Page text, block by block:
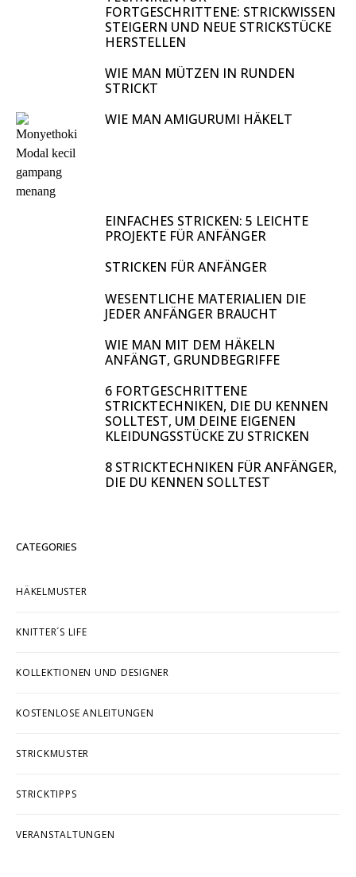
FORTGESCHRITTENE: STRICKWISSEN
STEIGERN UND NEUE STRICKSTÜCKE
HERSTELLEN
WIE MAN MÜTZEN IN RUNDEN
STRICKT
WIE MAN AMIGURUMI HÄKELT
EINFACHES STRICKEN: 5 LEICHTE
PROJEKTE FÜR ANFÄNGER
STRICKEN FÜR ANFÄNGER
WESENTLICHE MATERIALIEN DIE
JEDER ANFÄNGER BRAUCHT
WIE MAN MIT DEM HÄKELN
ANFÄNGT, GRUNDBEGRIFFE
6 FORTGESCHRITTENE
STRICKTECHNIKEN, DIE DU KENNEN
SOLLTEST, UM DEINE EIGENEN
KLEIDUNGSSTÜCKE ZU STRICKEN
8 STRICKTECHNIKEN FÜR ANFÄNGER,
DIE DU KENNEN SOLLTEST
CATEGORIES
HÄKELMUSTER
KNITTER´S LIFE
KOLLEKTIONEN UND DESIGNER
KOSTENLOSE ANLEITUNGEN
STRICKMUSTER
STRICKTIPPS
VERANSTALTUNGEN